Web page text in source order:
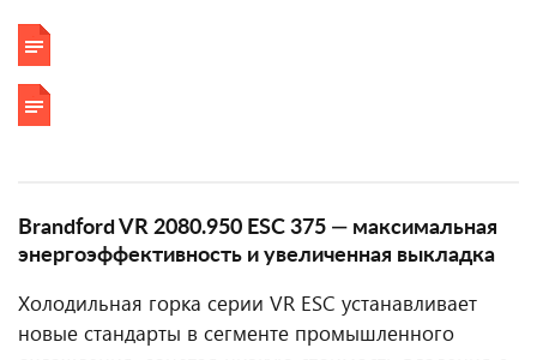
Brandford VR 2080.950 ESC 375 — максимальная
энергоэффективность и увеличенная выкладка
Холодильная горка серии VR ESC устанавливает
новые стандарты в сегменте промышленного